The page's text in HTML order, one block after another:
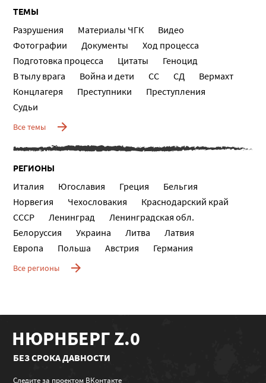
ТЕМЫ
Разрушения Материалы ЧГК
Видео
Фотографии
Документы
Ход процесса
Подготовка процесса
Цитаты
Геноцид
В тылу врага
Война и дети СС СД
Вермахт
Концлагеря
Преступники
Преступления
Судьи
Все темы
РЕГИОНЫ
Италия Югославия Греция
Бельгия
Норвегия
Чехословакия
Краснодарский край
СССР
Ленинград
Ленинградская обл.
Белоруссия
Украина Литва
Латвия
Европа
Польша Австрия Германия
Все регионы
НЮРНБЕРГ Z.0
БЕЗ СРОКА ДАВНОСТИ
Следите за проектом ВКонтакте